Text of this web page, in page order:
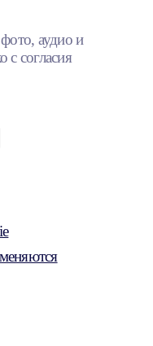
аудио и
с согласия